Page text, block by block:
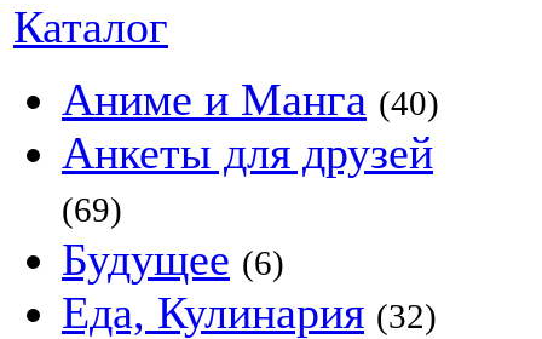
Каталог
Аниме и Манга (40)
Анкеты для друзей
(69)
Будущее (6)
Еда, Кулинария (32)